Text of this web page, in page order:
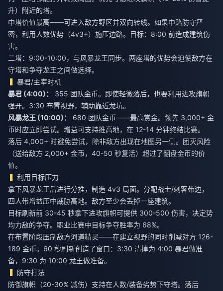
升）附近的塔。
中塔价值最高——可进入敌方野区并双向转线。如果中路防守严
密，利用人数优势（4v3+）施压边路。目标：8:00 前造成建筑伤
害。
二塔：9:00-10:00，与风暴龙王同步。两座塔的优势会迫使敌方在
守塔和争夺龙王之间做选择。
暴君/主宰时机
暴君 (4:00)：
355 团队金币。即使轻微落后，也要利用进攻旗帜
强开。3:30 布置视野，辅助靠近龙坑。
风暴龙王 (10:00)：
680 团队金币——最高赏金。领先 3,000+ 金
币时应立即尝试。增益可支持推高地，在 12-14 分钟终结比赛。
落后 4,000+ 时避免尝试，除非敌方出现在地图另一侧。团灭风险
（送给敌方 2,000+ 金币，40-50 秒复活）超过了翻盘金币的价
值。
利用目标压力
拿下风暴龙王后进行分推，制造 4v3 局面。分配战士/刺客带边，
四人带增益压中威胁高地。敌方至少会丢掉一座建筑。
目标刷新前 30-45 秒拿下进攻旗帜可提供 300-500 伤害，决定势
均力敌的争夺。职业比赛中目标争夺胜率为 68%。
在布置阶段压制敌方河道精灵——在建立视野的同时削减对方 126-
189 金币。60 秒刷新创造了窗口：3:30 清掉为 4:00 暴君做准
备，9:30 为 10:00 龙王做准备。
防守打法
防御旗帜（20-30% 减伤）支持在人数/装备劣势下守塔。落后